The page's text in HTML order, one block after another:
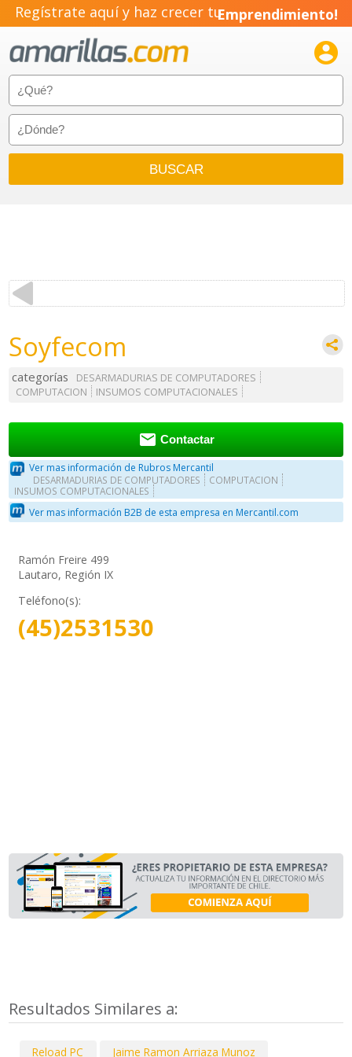
Regístrate aquí y haz crecer tuEmprendimiento!

Soyfecom
categorías
DESARMADURIAS DE COMPUTADORES
COMPUTACION
INSUMOS COMPUTACIONALES
 Contactar
Ver mas información de Rubros Mercantil
DESARMADURIAS DE COMPUTADORES
COMPUTACION
INSUMOS COMPUTACIONALES
Ver mas información B2B de esta empresa en Mercantil.com
Ramón Freire 499
Lautaro, Región IX
Teléfono(s):
(45)2531530
Resultados Similares a:
Reload PC Jaime Ramon Arriaza Munoz